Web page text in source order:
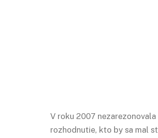
V roku 2007
rozhodnutie, kto by sa mal